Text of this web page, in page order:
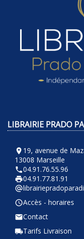
LIBRAIRIE PRADO
room 19, avenue de
13008 Marseille
phone04.91.76.55.96
local_printshop04.91.77.81.91
alternate_email
query_builderAccès - horaires
emailContact
local_shippingTarifs Livraison